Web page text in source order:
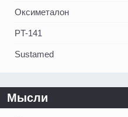
Оксиметалон
PT-141
Sustamed
Мысли